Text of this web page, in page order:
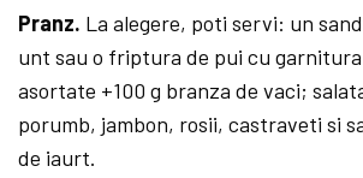
Pranz. La alegere, poti servi: un
unt sau o friptura de pui cu garnitura
asortate +100 g branza de vaci;
porumb, jambon, rosii, castraveti si
de iaurt.